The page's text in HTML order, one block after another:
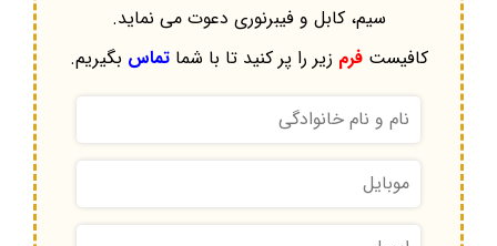
سیم، کابل و فیبرنوری دعوت می نماید.
کافیستفرم زیر را پر کنید تا با شماتماس بگیریم.